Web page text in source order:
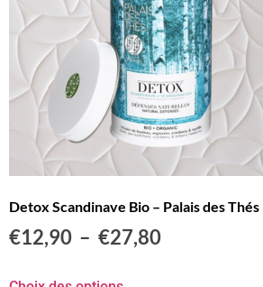
Detox Scandinave Bio – Palais des Thés
€12,90 – €27,80